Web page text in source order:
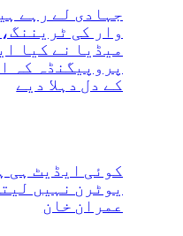
جہادی لے رہے
وار کی
میڈیا نے کیا
پروپیگنڈہ کہ
کے دل دہلا دیے
کوئی ایڈیٹ ہی
یوٹرن نہیں
عمران خان